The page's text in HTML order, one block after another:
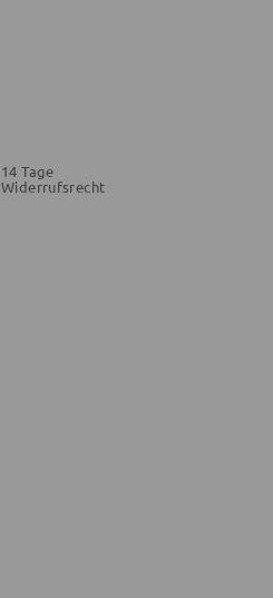
14 Tage
Widerrufsrecht